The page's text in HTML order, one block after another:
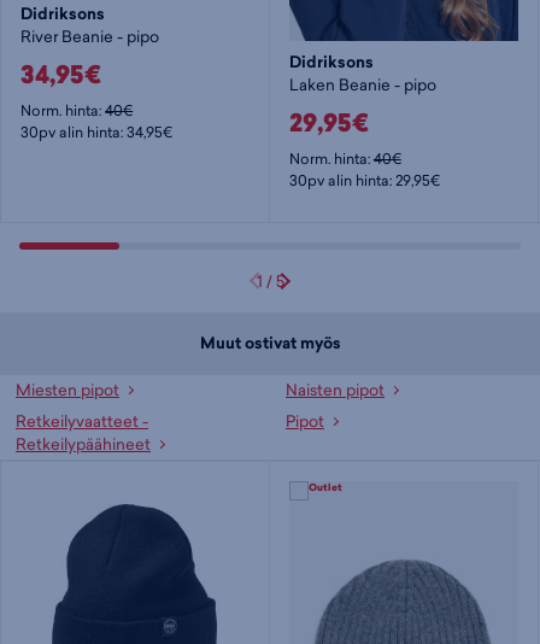
Didriksons
River Beanie - pipo
34,95€
Norm. hinta:40€
30pv alin hinta: 34,95€
Didriksons
Laken Beanie - pipo
29,95€
Norm. hinta:40€
30pv alin hinta: 29,95€
1 /5
Muut ostivat myös
Miesten pipot
Naisten pipot
Retkeilyvaatteet -
Retkeilypäähineet
Pipot